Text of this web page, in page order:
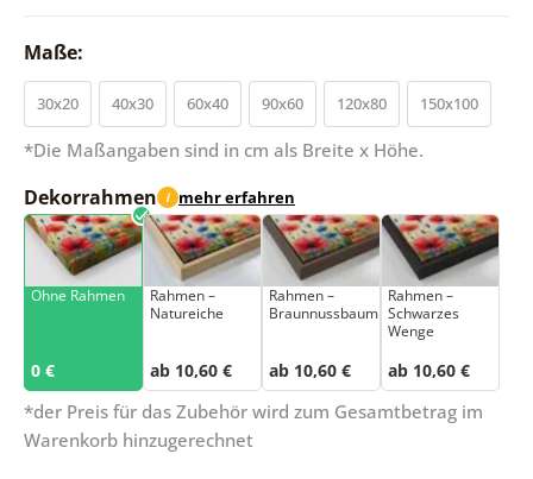
Maße:
30x20 40x30 60x40 90x60 120x80 150x100
*Die Maßangaben sind in cm als Breite x Höhe.
Dekorrahmen i mehr erfahren
Ohne Rahmen
0 €
Rahmen –
Natureiche
ab 10,60 €
Rahmen –
Braunnussbaum
ab 10,60 €
Rahmen –
Schwarzes
Wenge
ab 10,60 €
*der Preis für das Zubehör wird zum Gesamtbetrag im
Warenkorb hinzugerechnet